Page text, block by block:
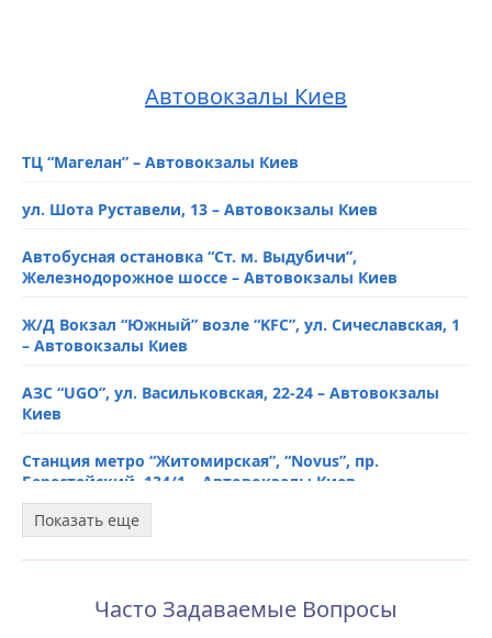
Автовокзалы Киев
ТЦ “Магелан” – Автовокзалы Киев
ул. Шота Руставели, 13 – Автовокзалы Киев
Автобусная остановка “Ст. м. Выдубичи”,
Железнодорожное шоссе – Автовокзалы Киев
Ж/Д Вокзал “Южный” возле “KFC”, ул. Сичеславская, 1
– Автовокзалы Киев
АЗС “UGO”, ул. Васильковская, 22-24 – Автовокзалы
Киев
Станция метро “Житомирская”, “Novus”, пр.
Берестейский, 134/1 – Автовокзалы Киев
Автобусная остановка, ул. Старовокзальная, 24 –
Автовокзалы Киев
Показать еще
Часто Задаваемые Вопросы